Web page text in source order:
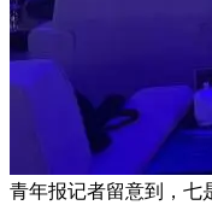
青年报记者留意到，七